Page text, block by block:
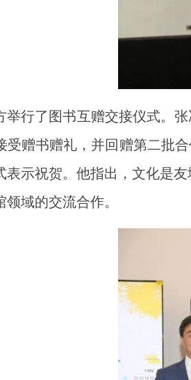
举行了图书互赠交接仪式。
受赠书赠礼，并回赠第二批
表示祝贺。他指出，文化是
域的交流合作。